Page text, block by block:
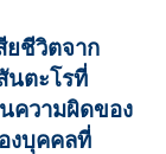
ยชีวิตจาก
นตะโรที่
ความผิดของ
งบุคคลที่